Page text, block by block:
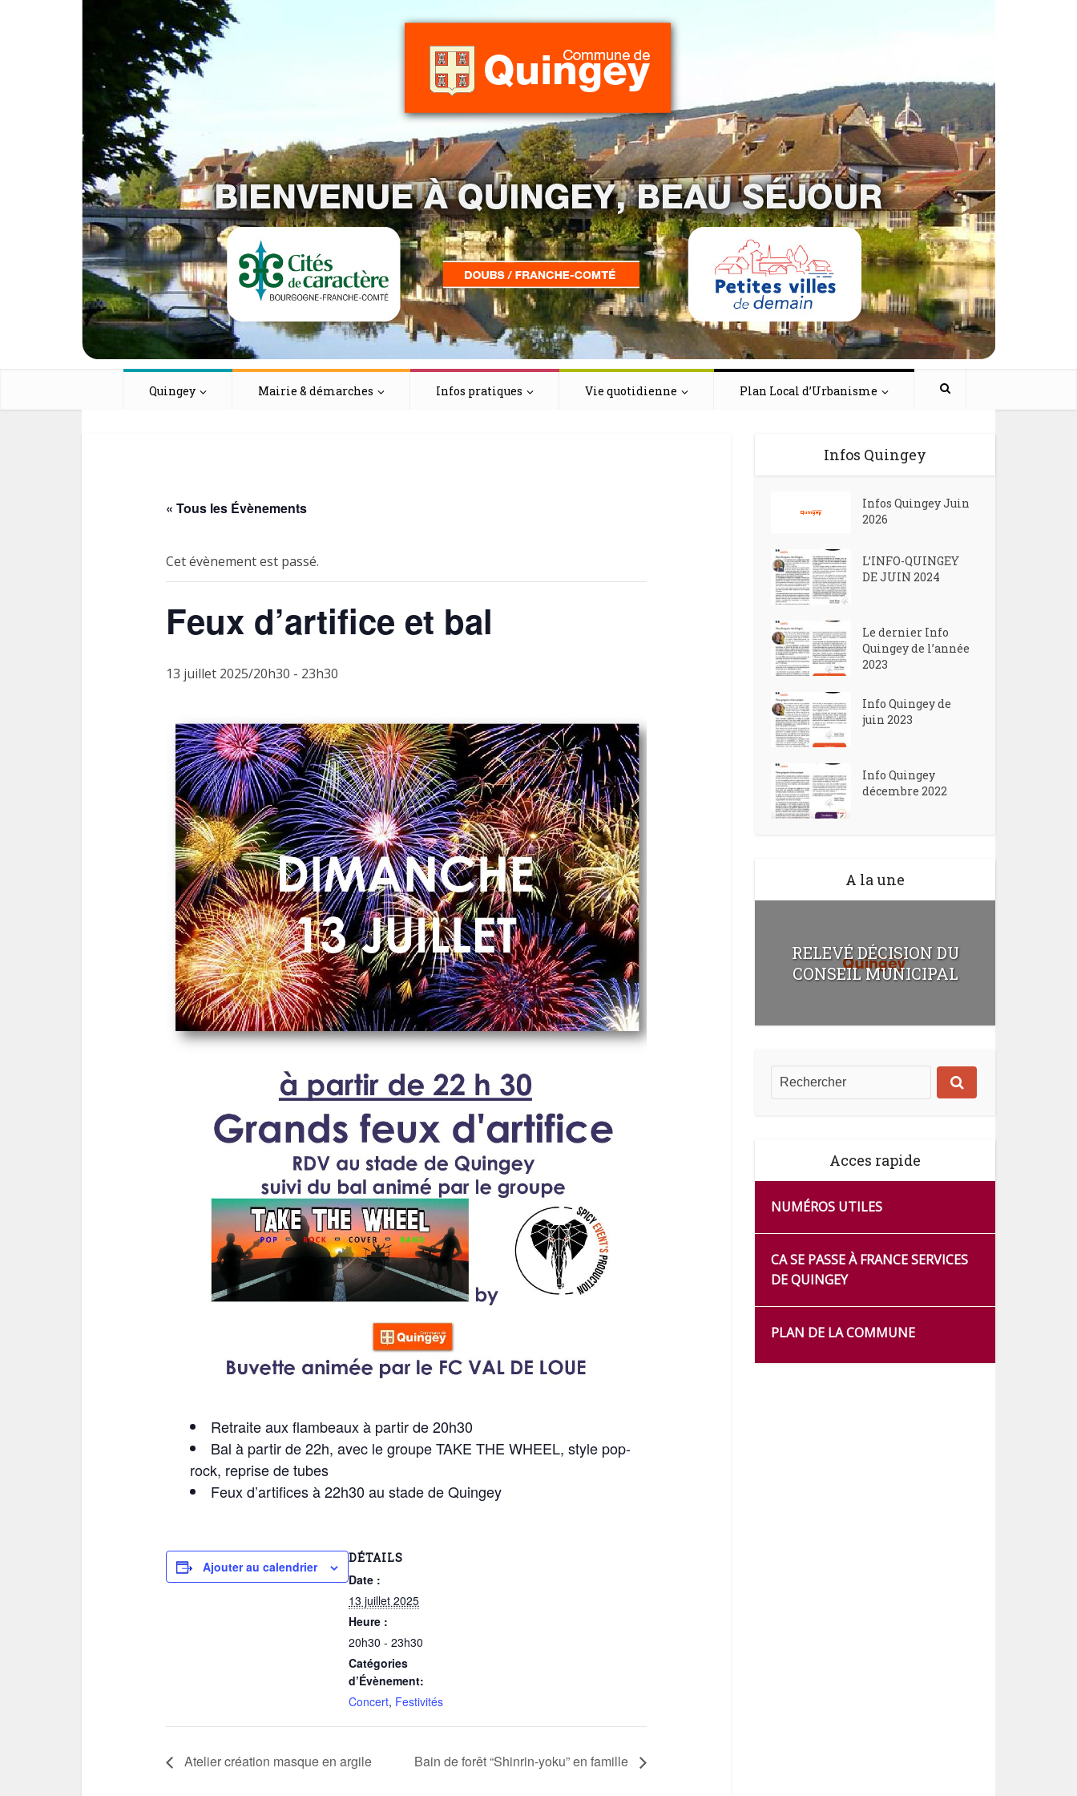
Quingey Mairie & démarches Infos pratiques Vie quotidienne Plan Local d’Urbanisme
« Tous les Évènements
Cet évènement est passé.
Feux d’artifice et bal
13 juillet 2025/20h30 - 23h30
Retraite aux flambeaux à partir de 20h30
Bal à partir de 22h, avec le groupe TAKE THE WHEEL, style pop-
rock, reprise de tubes
Feux d’artifices à 22h30 au stade de Quingey
Ajouter au calendrier
DÉTAILS
Date :
13 juillet 2025
Heure :
20h30 - 23h30
Catégories
d’Évènement:
Concert, Festivités
Atelier création masque en argile Bain de forêt “Shinrin-yoku” en famille
Infos Quingey
Infos Quingey Juin
2026
L’INFO-QUINGEY
DE JUIN 2024
Le dernier Info
Quingey de l’année
2023
Info Quingey de
juin 2023
Info Quingey
décembre 2022
A la une
RELEVÉ DÉCISION DU
CONSEIL MUNICIPAL
Acces rapide
NUMÉROS UTILES
CA SE PASSE À FRANCE SERVICES
DE QUINGEY
PLAN DE LA COMMUNE